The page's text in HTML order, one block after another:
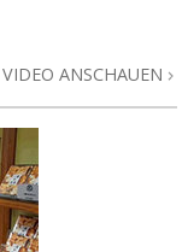
VIDEO ANSCHAUEN